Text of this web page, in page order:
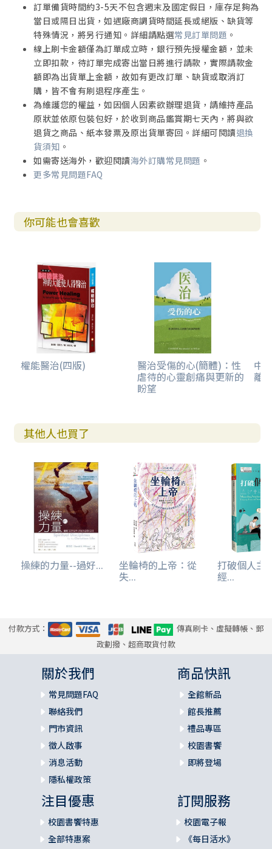
訂單備貨時間約3-5天不包含週末及國定假日，庫存足夠為
當日或隔日出貨，如遇廠商調貨時間延長或絕版、缺貨等
特殊情況，將另行通知。詳細請點選常見訂單問題 。
線上刷卡金額僅為訂單成立時，銀行預先授權金額，並未
立即扣款，待訂單完成寄出當日將進行請款，實際請款金
額即為出貨單上金額，故如有更改訂單、缺貨或取消訂
購，皆不會有刷退程序產生。
為維護您的權益，如因個人因素欲辦理退貨，請維持產品
原狀並依原包裝包好，於收到商品鑑賞期七天內，將與欲
退貨之商品、紙本發票及原出貨單寄回。詳細可閱讀退換
貨須知 。
如需寄送海外，歡迎閱讀海外訂購常見問題 。
更多常見問題FAQ
你可能也會喜歡
權能醫治(四版) 醫治受傷的心(簡體)：性
虐待的心靈創痛與更新的
盼望
中
離
其他人也買了
操練的力量--過好... 坐輪椅的上帝：從
失...
打破個人主
經...
付款方式：
傳真刷卡、虛擬轉帳、郵
政劃撥、超商取貨付款
關於我們
常見問題FAQ
聯絡我們
門市資訊
徵人啟事
消息活動
隱私權政策
商品快訊
全館新品
館長推薦
禮品專區
校園書饗
即將登場
注目優惠
校園書饗特惠
全部特惠案
訂閱服務
校園電子報
《每日活水》